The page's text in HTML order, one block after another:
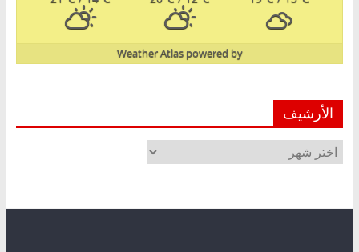
powered by
Weather Atlas
الأرشيف
الأرشيف